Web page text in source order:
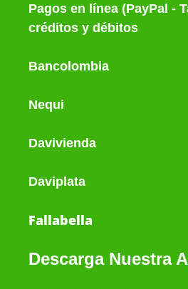
Pagos en línea (PayPal -
créditos y débitos
Bancolombia
Nequi
Davivienda
Daviplata
Fallabella
Descarga Nuestra